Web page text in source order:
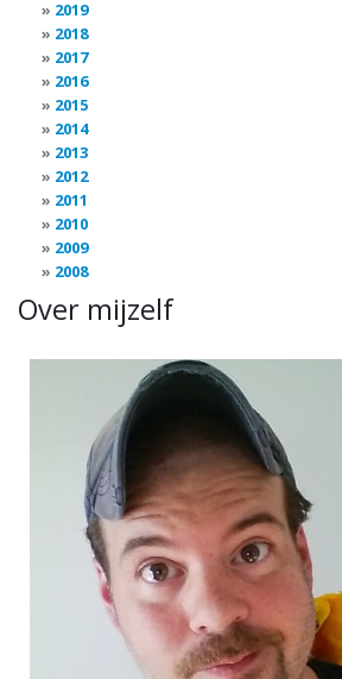
2019
2018
2017
2016
2015
2014
2013
2012
2011
2010
2009
2008
Over mijzelf